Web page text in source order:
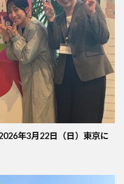
年3月22日（日）東京に